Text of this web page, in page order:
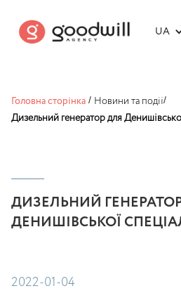
UA
Головна сторінка / Новини та події/
Дизельний генератор для
ДИЗЕЛЬНИЙ
ДЕНИШІВСЬКОЇ
2022-01-04